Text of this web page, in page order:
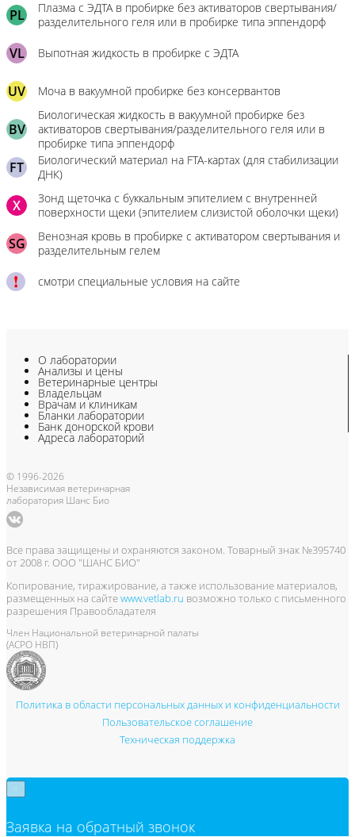
PL
Плазма с ЭДТА в пробирке без активаторов свертывания/
разделительного геля или в пробирке типа эппендорф
VL Выпотная жидкость в пробирке с ЭДТА
UV Моча в вакуумной пробирке без консервантов
BV
Биологическая жидкость в вакуумной пробирке без
активаторов свертывания/разделительного геля или в
пробирке типа эппендорф
FT
Биологический материал на FTA-картах (для стабилизации
ДНК)
X
Зонд щеточка с буккальным эпителием с внутренней
поверхности щеки (эпителием слизистой оболочки щеки)
SG
Венозная кровь в пробирке с активатором свертывания и
разделительным гелем
смотри специальные условия на сайте
О лаборатории
Анализы и цены
Ветеринарные центры
Владельцам
Врачам и клиникам
Бланки лаборатории
Банк донорской крови
Адреса лабораторий
© 1996-2026
Независимая ветеринарная
лаборатория Шанс Био
Все права защищены и охраняются законом. Товарный знак №395740
от 2008 г. ООО "ШАНС БИО"
Копирование, тиражирование, а также использование материалов,
размещенных на сайтеwww.vetlab.ru возможно только с письменного
разрешения Правообладателя
Член Национальной ветеринарной палаты
(АСРО НВП)
Политика в области персональных данных и конфиденциальности
Пользовательское соглашение
Техническая поддержка
Заявка на обратный звонок